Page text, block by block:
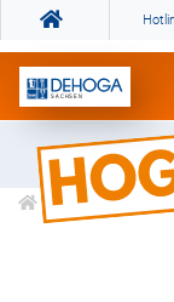
Informationen